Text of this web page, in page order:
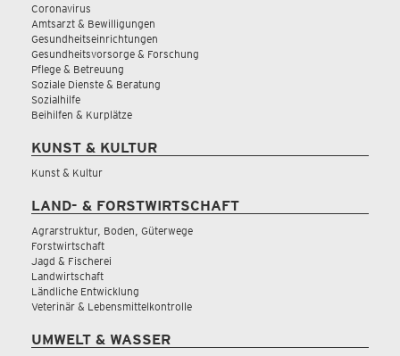
Coronavirus
Amtsarzt & Bewilligungen
Gesundheitseinrichtungen
Gesundheitsvorsorge & Forschung
Pflege & Betreuung
Soziale Dienste & Beratung
Sozialhilfe
Beihilfen & Kurplätze
KUNST & KULTUR
Kunst & Kultur
LAND- & FORSTWIRTSCHAFT
Agrarstruktur, Boden, Güterwege
Forstwirtschaft
Jagd & Fischerei
Landwirtschaft
Ländliche Entwicklung
Veterinär & Lebensmittelkontrolle
UMWELT & WASSER